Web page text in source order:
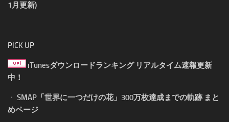
1月更新)
PICK UP
iTunesダウンロードランキング リアルタイム速報更新
中！
・ SMAP「世界に一つだけの花」300万枚達成までの軌跡 まと
めページ